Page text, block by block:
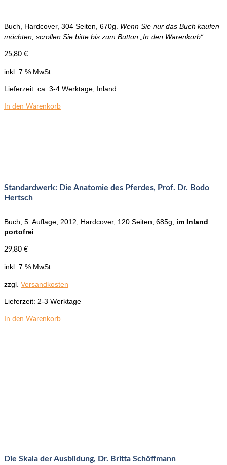
Buch, Hardcover, 304 Seiten, 670g. Wenn Sie nur das Buch kaufen
möchten, scrollen Sie bitte bis zum Button „In den Warenkorb“.
25,80 €
inkl. 7 % MwSt.
Lieferzeit: ca. 3-4 Werktage, Inland
In den Warenkorb
Standardwerk: Die Anatomie des Pferdes, Prof. Dr. Bodo
Hertsch
Buch, 5. Auflage, 2012, Hardcover, 120 Seiten, 685g, im Inland
portofrei
29,80 €
inkl. 7 % MwSt.
zzgl. Versandkosten
Lieferzeit: 2-3 Werktage
In den Warenkorb
Die Skala der Ausbildung, Dr. Britta Schöffmann